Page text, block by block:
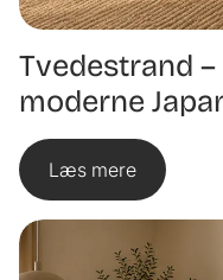
Tvedestrand
moderne
Læs mere